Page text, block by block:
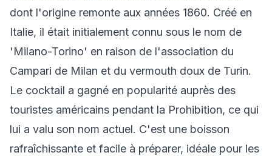
dont l'origine remonte aux années 1860. Créé en
Italie, il était initialement connu sous le nom de
'Milano-Torino' en raison de l'association du
Campari de Milan et du vermouth doux de Turin.
Le cocktail a gagné en popularité auprès des
touristes américains pendant la Prohibition, ce qui
lui a valu son nom actuel. C'est une boisson
rafraîchissante et facile à préparer, idéale pour les